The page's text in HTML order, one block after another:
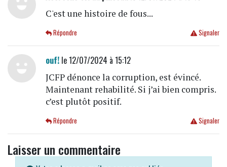
C'est une histoire de fous...
Signaler
Répondre
ouf!le 12/07/2024 à 15:12
JCFP dénonce la corruption, est évincé.
Maintenant rehabilité. Si j’ai bien compris.
c’est plutôt positif.
Signaler
Répondre
Laisser un commentaire